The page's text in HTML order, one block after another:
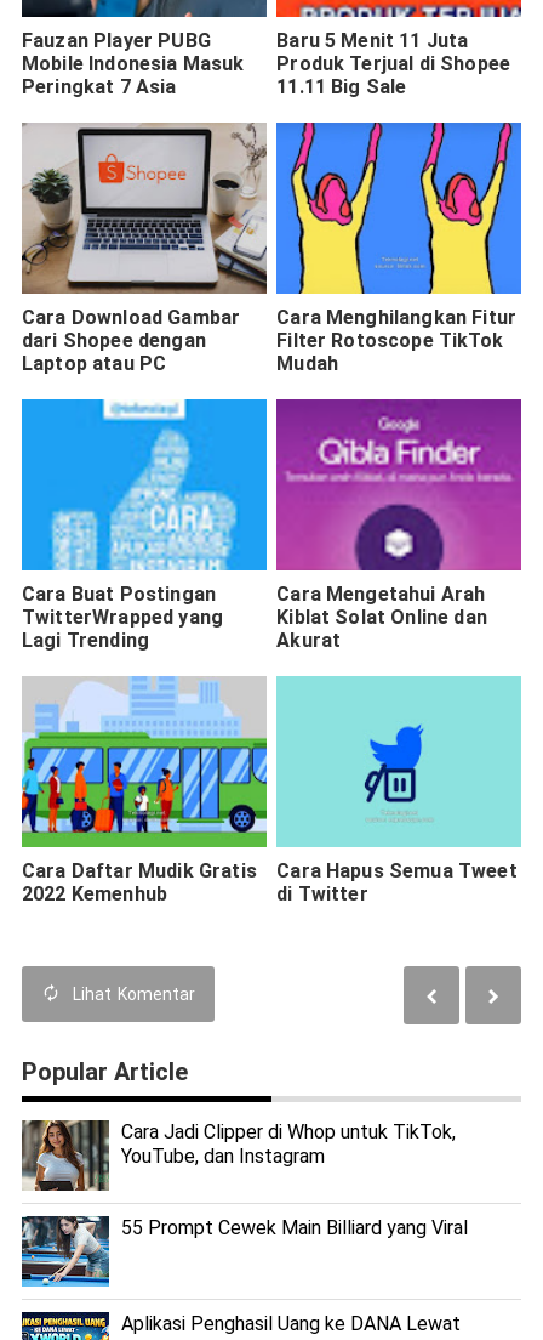
Fauzan Player PUBG
Mobile Indonesia Masuk
Peringkat 7 Asia
Baru 5 Menit 11 Juta
Produk Terjual di Shopee
11.11 Big Sale
Cara Download Gambar
dari Shopee dengan
Laptop atau PC
Cara Menghilangkan Fitur
Filter Rotoscope TikTok
Mudah
Cara Buat Postingan
TwitterWrapped yang
Lagi Trending
Cara Mengetahui Arah
Kiblat Solat Online dan
Akurat
Cara Daftar Mudik Gratis
2022 Kemenhub
Cara Hapus Semua Tweet
di Twitter
Lihat Komentar
Popular Article
Cara Jadi Clipper di Whop untuk TikTok,
YouTube, dan Instagram
55 Prompt Cewek Main Billiard yang Viral
Aplikasi Penghasil Uang ke DANA Lewat